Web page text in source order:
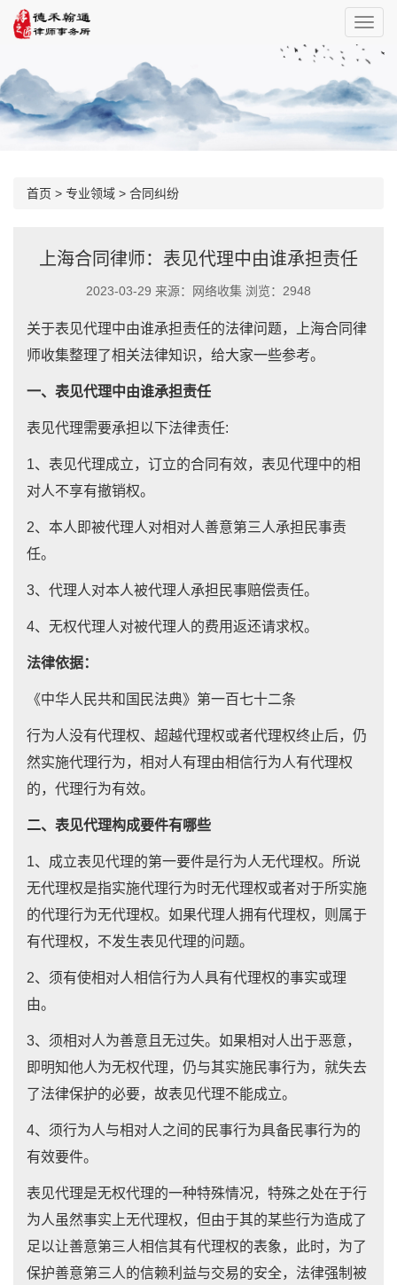
首页 > 专业领域 > 合同纠纷
上海合同律师：表见代理中由谁承担责任
2023-03-29 来源：网络收集 浏览：2948
关于表见代理中由谁承担责任的法律问题，上海合同律
师收集整理了相关法律知识，给大家一些参考。
一、表见代理中由谁承担责任
表见代理需要承担以下法律责任:
1、表见代理成立，订立的合同有效，表见代理中的相
对人不享有撤销权。
2、本人即被代理人对相对人善意第三人承担民事责
任。
3、代理人对本人被代理人承担民事赔偿责任。
4、无权代理人对被代理人的费用返还请求权。
法律依据：
《中华人民共和国民法典》第一百七十二条
行为人没有代理权、超越代理权或者代理权终止后，仍
然实施代理行为，相对人有理由相信行为人有代理权
的，代理行为有效。
二、表见代理构成要件有哪些
1、成立表见代理的第一要件是行为人无代理权。所说
无代理权是指实施代理行为时无代理权或者对于所实施
的代理行为无代理权。如果代理人拥有代理权，则属于
有代理权，不发生表见代理的问题。
2、须有使相对人相信行为人具有代理权的事实或理
由。
3、须相对人为善意且无过失。如果相对人出于恶意，
即明知他人为无权代理，仍与其实施民事行为，就失去
了法律保护的必要，故表见代理不能成立。
4、须行为人与相对人之间的民事行为具备民事行为的
有效要件。
表见代理是无权代理的一种特殊情况，特殊之处在于行
为人虽然事实上无代理权，但由于其的某些行为造成了
足以让善意第三人相信其有代理权的表象，此时，为了
保护善意第三人的信赖利益与交易的安全，法律强制被